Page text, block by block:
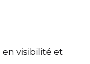
en visibilité et